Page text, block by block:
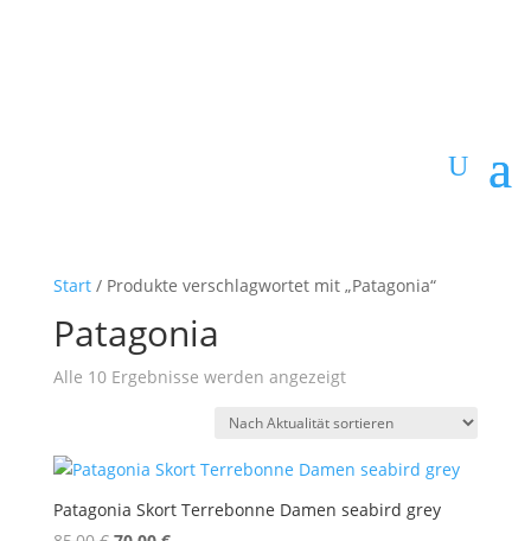
Start/ Produkte verschlagwortet mit „Patagonia“
Patagonia
Alle 10 Ergebnisse werden angezeigtNach
sortiert
Patagonia Skort Terrebonne Damen seabird grey